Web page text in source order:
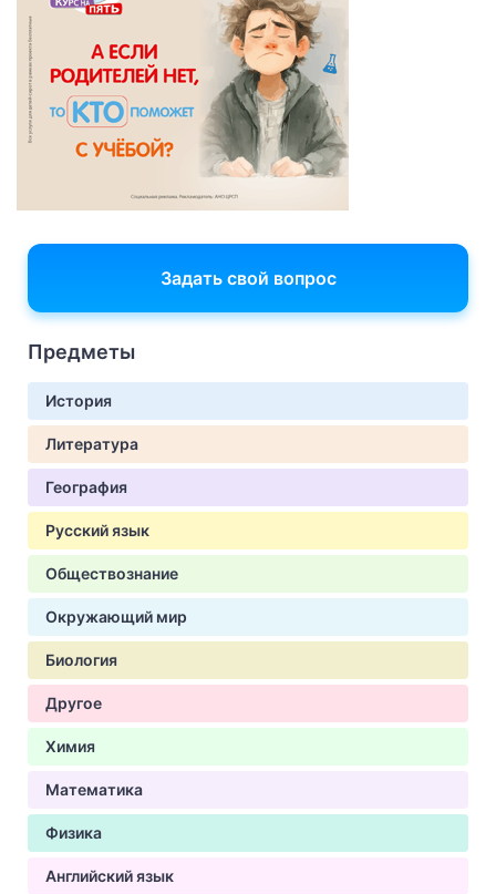
Задать свой вопрос
Предметы
История
Литература
География
Русский язык
Обществознание
Окружающий мир
Биология
Другое
Химия
Математика
Физика
Английский язык